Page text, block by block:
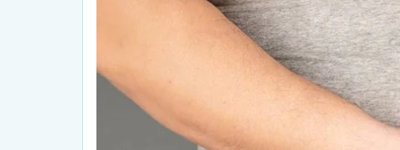
Politique